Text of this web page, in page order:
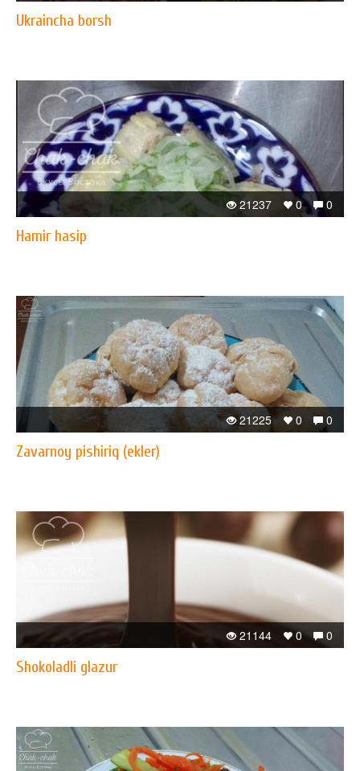
​Ukraincha borsh
0
0
21237
Hamir hasip
0
0
21225
Zavarnoy pishiriq (ekler)
0
0
21144
Shokoladli glazur